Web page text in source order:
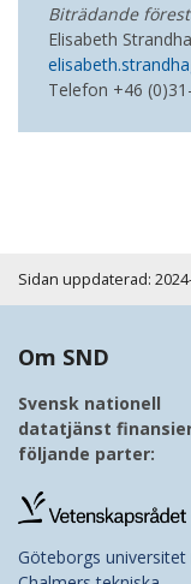
Biträdande
Elisabeth
Telefon +46
Sidan uppdaterad:
Om SND
Svensk nationell
datatjänst
följande parter:
Göteborgs universitet